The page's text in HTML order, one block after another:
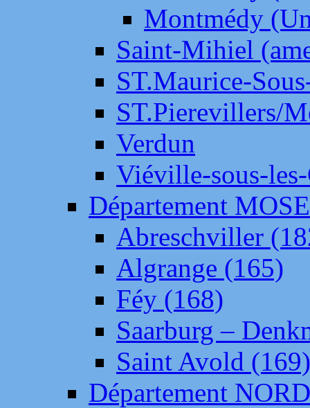
Montmédy
Saint-Mihiel
ST.Maurice-
ST.Pierevillers/
Verdun
Viéville-sous-
Département
Abreschviller
Algrange (165)
Féy (168)
Saarburg –
Saint Avold (169)
Département NORD